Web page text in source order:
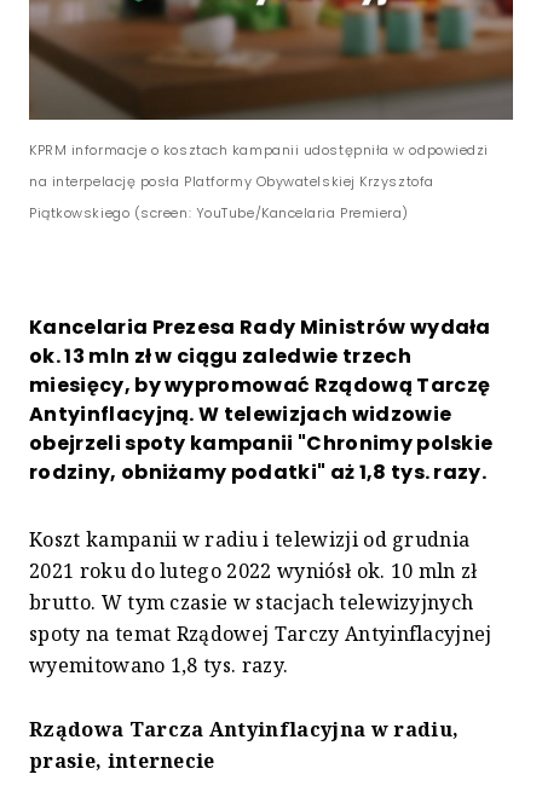
KPRM informacje o kosztach kampanii udostępniła w odpowiedzi
na interpelację posła Platformy Obywatelskiej Krzysztofa
Piątkowskiego (screen: YouTube/Kancelaria Premiera)
Kancelaria Prezesa Rady Ministrów wydała
ok. 13 mln zł w ciągu zaledwie trzech
miesięcy, by wypromować Rządową Tarczę
Antyinflacyjną. W telewizjach widzowie
obejrzeli spoty kampanii "Chronimy polskie
rodziny, obniżamy podatki" aż 1,8 tys. razy.
Koszt kampanii w radiu i telewizji od grudnia
2021 roku do lutego 2022 wyniósł ok. 10 mln zł
brutto. W tym czasie w stacjach telewizyjnych
spoty na temat Rządowej Tarczy Antyinflacyjnej
wyemitowano 1,8 tys. razy.
Rządowa Tarcza Antyinflacyjna w radiu,
prasie, internecie